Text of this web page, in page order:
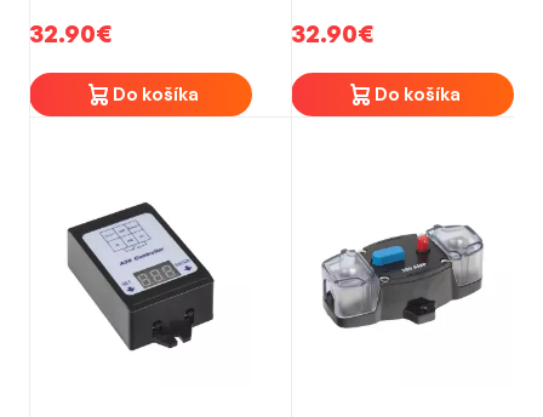
32.90€
Do košíka
32.90€
Do košíka